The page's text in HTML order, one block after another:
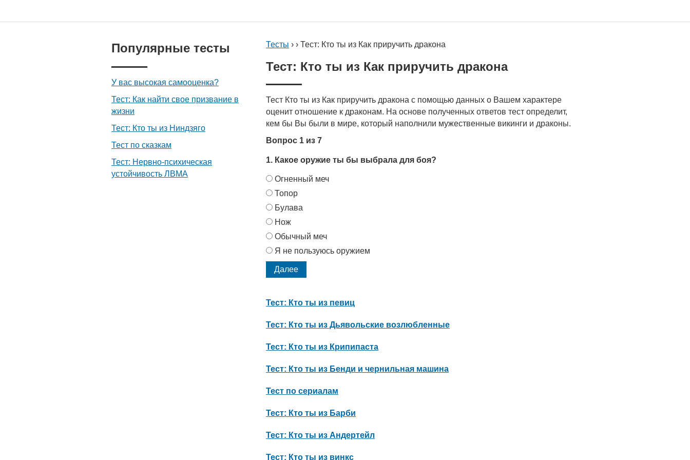
Тесты › › Тест: Кто ты из Как приручить дракона
Тест: Кто ты из Как приручить дракона
Тест Кто ты из Как приручить дракона с помощью данных о Вашем характере
оценит отношение к драконам. На основе полученных ответов тест определит,
кем бы Вы были в мире, который наполнили мужественные викинги и драконы.
Вопрос 1 из 7
1. Какое оружие ты бы выбрала для боя?
Огненный меч
Топор
Булава
Нож
Обычный меч
Я не пользуюсь оружием
Тест: Кто ты из певиц
Тест: Кто ты из Дьявольские возлюбленные
Тест: Кто ты из Крипипаста
Тест: Кто ты из Бенди и чернильная машина
Тест по сериалам
Тест: Кто ты из Барби
Тест: Кто ты из Андертейл
Тест: Кто ты из винкс
Популярные тесты
У вас высокая самооценка?
Тест: Как найти свое призвание в
жизни
Тест: Кто ты из Ниндзяго
Тест по сказкам
Тест: Нервно-психическая
устойчивость ЛВМА